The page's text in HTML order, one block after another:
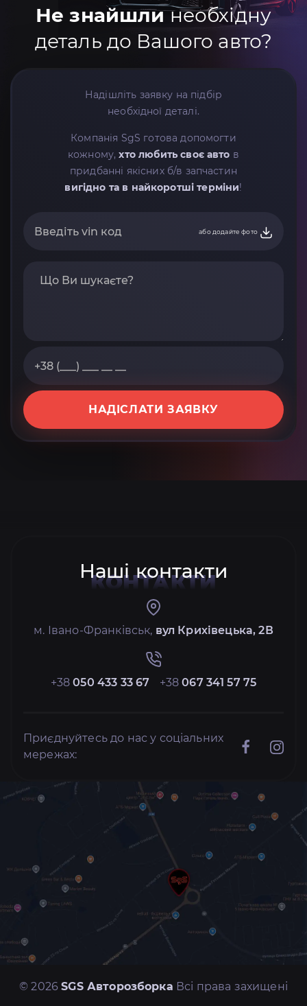
Не знайшлинеобхідну
деталь до Вашого авто?
Надішліть заявку на підбір
необхідної деталі.
Компанія SgS готова допомогти
кожному,хто любить своє авто в
придбанні якісних б/в запчастин
вигідно та в найкоротші терміни!
або додайте фото
НАДІСЛАТИ ЗАЯВКУ
Наші контакти
КОНТАКТИ
м. Івано-Франківськ, вул Крихівецька, 2В
+38050 433 33 67 +38067 341 57 75
Приєднуйтесь до нас у соціальних
мережах:
© 2026SGS Авторозборка Всі права захищені